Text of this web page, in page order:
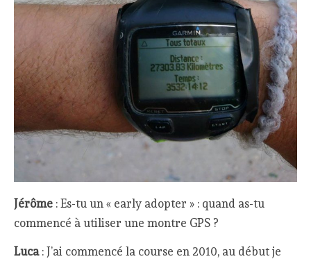
Jérôme : Es-tu un « early adopter » : quand as-tu
commencé à utiliser une montre GPS ?
Luca : J’ai commencé la course en 2010, au début je